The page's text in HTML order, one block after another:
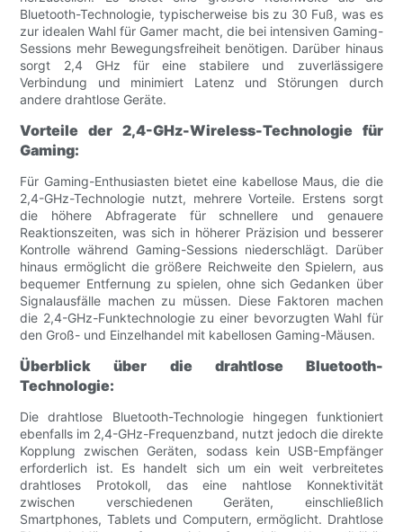
Bluetooth-Technologie, typischerweise bis zu 30 Fuß, was es
zur idealen Wahl für Gamer macht, die bei intensiven Gaming-
Sessions mehr Bewegungsfreiheit benötigen. Darüber hinaus
sorgt 2,4 GHz für eine stabilere und zuverlässigere
Verbindung und minimiert Latenz und Störungen durch
andere drahtlose Geräte.
Vorteile der 2,4-GHz-Wireless-Technologie für
Gaming:
Für Gaming-Enthusiasten bietet eine kabellose Maus, die die
2,4-GHz-Technologie nutzt, mehrere Vorteile. Erstens sorgt
die höhere Abfragerate für schnellere und genauere
Reaktionszeiten, was sich in höherer Präzision und besserer
Kontrolle während Gaming-Sessions niederschlägt. Darüber
hinaus ermöglicht die größere Reichweite den Spielern, aus
bequemer Entfernung zu spielen, ohne sich Gedanken über
Signalausfälle machen zu müssen. Diese Faktoren machen
die 2,4-GHz-Funktechnologie zu einer bevorzugten Wahl für
den Groß- und Einzelhandel mit kabellosen Gaming-Mäusen.
Überblick über die drahtlose Bluetooth-
Technologie:
Die drahtlose Bluetooth-Technologie hingegen funktioniert
ebenfalls im 2,4-GHz-Frequenzband, nutzt jedoch die direkte
Kopplung zwischen Geräten, sodass kein USB-Empfänger
erforderlich ist. Es handelt sich um ein weit verbreitetes
drahtloses Protokoll, das eine nahtlose Konnektivität
zwischen verschiedenen Geräten, einschließlich
Smartphones, Tablets und Computern, ermöglicht. Drahtlose